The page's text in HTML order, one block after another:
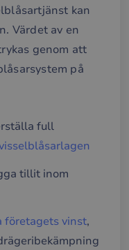
kan
Värdet av en
genom att
på
full
tillit inom
företagets vinst,